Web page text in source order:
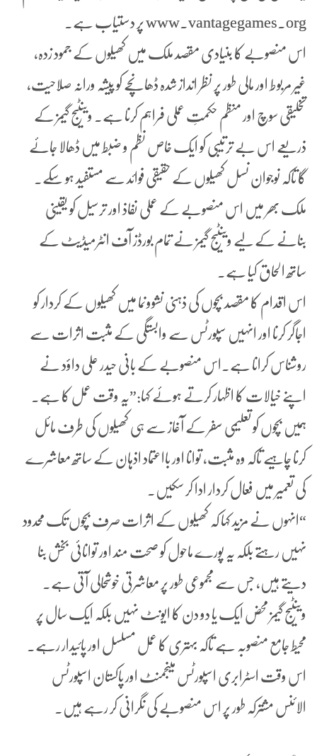
www.vantagegames.org پر دستیاب ہے۔
اس منصوبے کا بنیادی مقصد ملک میں کھیلوں کے جمود زدہ،
غیر مربوط اور مالی طور پر نظر انداز شدہ ڈھانچے کو پیشہ ورانہ صلاحیت،
تخلیقی سوچ اور منظم حکمتِ عملی فراہم کرنا ہے۔ وینٹیج گیمز کے
ذریعے اس بے ترتیبی کو ایک خاص نظم و ضبط میں ڈھالا جائے
گا تاکہ نوجوان نسل کھیلوں کے حقیقی فوائد سے مستفید ہو سکے۔
ملک بھر میں اس منصوبے کے عملی نفاذ اور ترسیل کو یقینی
بنانے کے لیے وینٹیج گیمز نے تمام بورڈز آف انٹرمیڈیٹ کے
ساتھ الحاق کیا ہے۔
اس اقدام کا مقصد بچوں کی ذہنی نشوونما میں کھیلوں کے کردار کو
اجاگر کرنا اور انہیں سپورٹس سے وابستگی کے مثبت اثرات سے
روشناس کرانا ہے۔اس منصوبے کے بانی حیدر علی داؤد نے
اپنے خیالات کا اظہار کرتے ہوئے کہا:”یہ وقت عمل کا ہے۔
ہمیں بچوں کو تعلیمی سفر کے آغاز سے ہی کھیلوں کی طرف مائل
کرنا چاہیے تاکہ وہ مثبت، توانا اور بااعتماد اذہان کے ساتھ معاشرے
کی تعمیر میں فعال کردار ادا کر سکیں۔
“انہوں نے مزید کہا کہ کھیلوں کے اثرات صرف بچوں تک محدود
نہیں رہتے بلکہ یہ پورے ماحول کو صحت مند اور توانائی بخش بنا
دیتے ہیں، جس سے مجموعی طور پر معاشرتی خوشحالی آتی ہے۔
وینٹیج گیمز محض ایک یا دو دن کا ایونٹ نہیں بلکہ ایک سال پر
محیط جامع منصوبہ ہے تاکہ بہتری کا عمل مسلسل اور پائیدار رہے۔
اس وقت اسٹرابری اسپورٹس مینجمنٹ اور پاکستان اسپورٹس
الائنس مشترکہ طور پر اس منصوبے کی نگرانی کر رہے ہیں۔